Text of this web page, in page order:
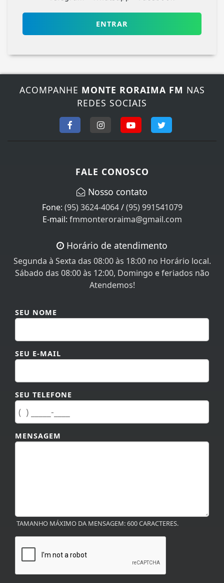
ENTRAR
ACOMPANHE MONTE RORAIMA FM NAS
REDES SOCIAIS
FALE CONOSCO
Nosso contato
Fone: (95) 3624-4064/(95) 991541079
E-mail: fmmonteroraima@gmail.com
Horário de atendimento
Segunda à Sexta das 08:00 às 18:00 no Horário local.
Sábado das 08:00 às 12:00, Domingo e feriados não
Atendemos!
SEU NOME
SEU E-MAIL
SEU TELEFONE
MENSAGEM
TAMANHO MÁXIMO DA MENSAGEM: 600 CARACTERES.